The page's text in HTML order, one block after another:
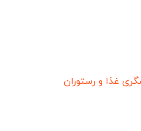
غذا و رستوران